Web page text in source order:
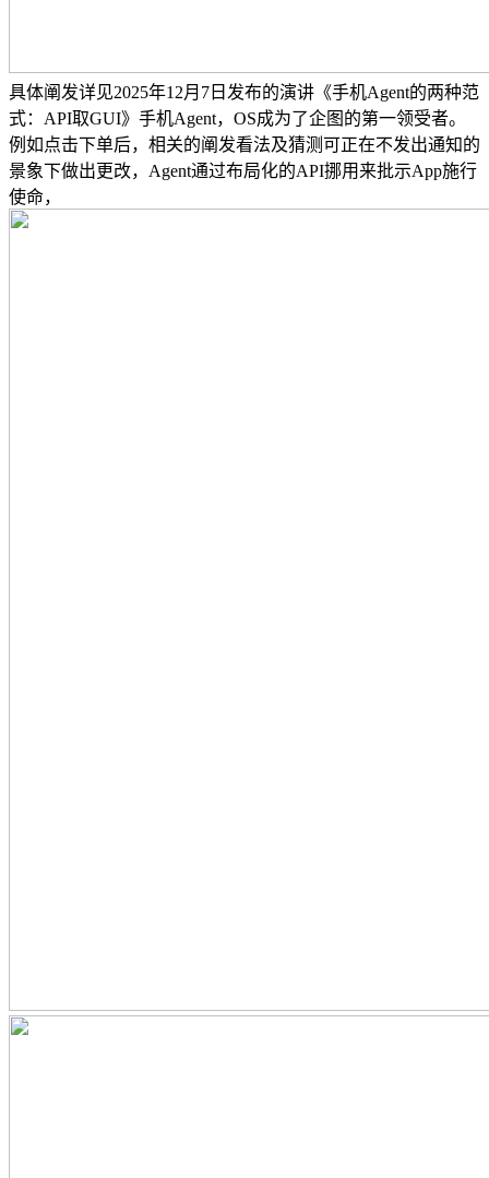
具体阐发详见2025年12月7日发布的演讲《手机Agent的两种范
式：API取GUI》手机Agent，OS成为了企图的第一领受者。
例如点击下单后，相关的阐发看法及猜测可正在不发出通知的
景象下做出更改，Agent通过布局化的API挪用来批示App施行
使命，